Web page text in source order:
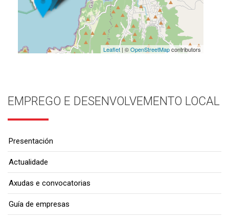
Leaflet| ©OpenStreetMapcontributors
EMPREGO E DESENVOLVEMENTO LOCAL
Presentación
Actualidade
Axudas e convocatorias
Guía de empresas